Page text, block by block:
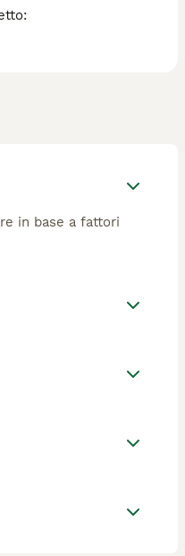
in base a fattori